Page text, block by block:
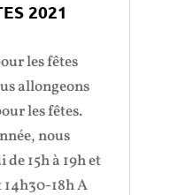
2021
les fêtes
allongeons
les fêtes.
nous
15h à 19h et
14h30-18h A